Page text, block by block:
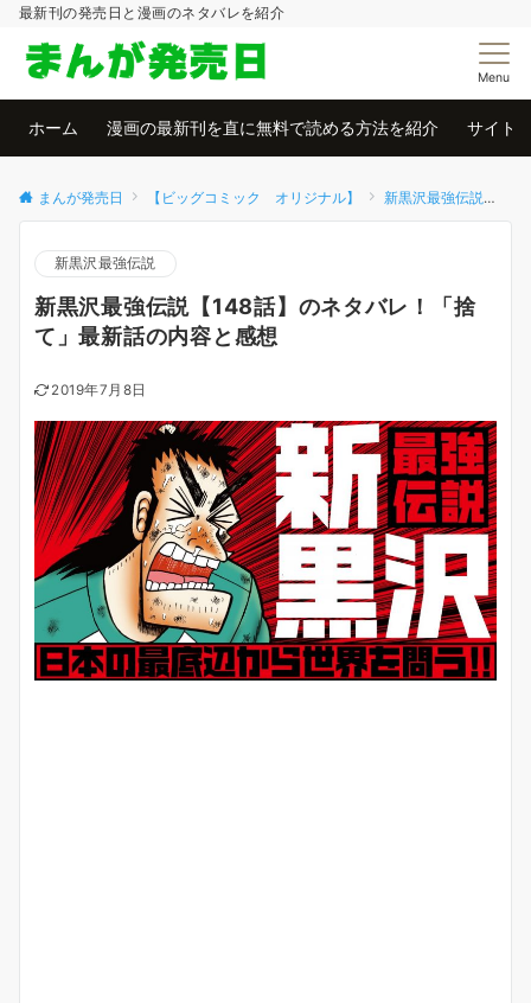
最新刊の発売日と漫画のネタバレを紹介
Menu
ホーム 漫画の最新刊を直に無料で読める方法を紹介 サイト
まんが発売日 【ビッグコミック オリジナル】 新黒沢最強伝説
新黒沢最強伝説
新黒沢最強伝説【148話】のネタバレ！「捨
て」最新話の内容と感想
2019年7月8日